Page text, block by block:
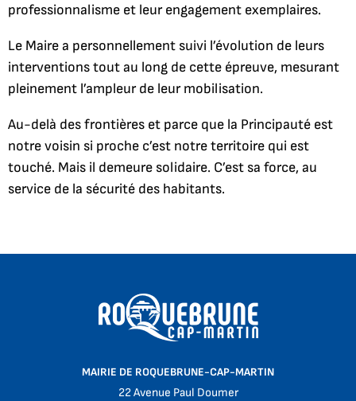
professionnalisme et leur engagement exemplaires.
Le Maire a personnellement suivi l’évolution de leurs
interventions tout au long de cette épreuve, mesurant
pleinement l’ampleur de leur mobilisation.
Au-delà des frontières et parce que la Principauté est
notre voisin si proche c’est notre territoire qui est
touché. Mais il demeure solidaire. C’est sa force, au
service de la sécurité des habitants.
MAIRIE DE ROQUEBRUNE-CAP-MARTIN
22 Avenue Paul Doumer